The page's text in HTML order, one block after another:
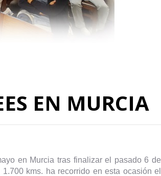
EN MURCIA
en Murcia tras finalizar el pasado 6 de
kms. ha recorrido en esta ocasión el